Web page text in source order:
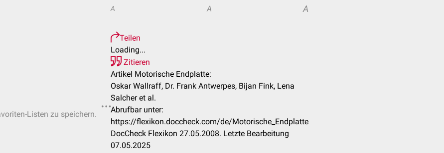
Listen zu speichern.
A A A
Teilen
Loading...
Zitieren
Artikel Motorische Endplatte:
Oskar Wallraff, Dr. Frank Antwerpes, Bijan Fink, Lena
Salcher et al.
Abrufbar unter:
https://flexikon.doccheck.com/de/Motorische_Endplatte
DocCheck Flexikon 27.05.2008. Letzte Bearbeitung
07.05.2025